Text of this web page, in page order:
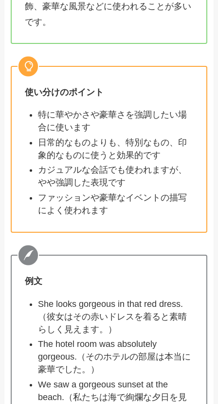
飾、豪華な風景などに使われることが多い
です。
使い分けのポイント
特に華やかさや豪華さを強調したい場
合に使います
日常的なものよりも、特別なもの、印
象的なものに使うと効果的です
カジュアルな会話でも使われますが、
やや強調した表現です
ファッションや豪華なイベントの描写
によく使われます
例文
She looks gorgeous in that red dress.
（彼女はその赤いドレスを着ると素晴
らしく見えます。）
The hotel room was absolutely
gorgeous.（そのホテルの部屋は本当に
豪華でした。）
We saw a gorgeous sunset at the
beach.（私たちは海で絢爛な夕日を見